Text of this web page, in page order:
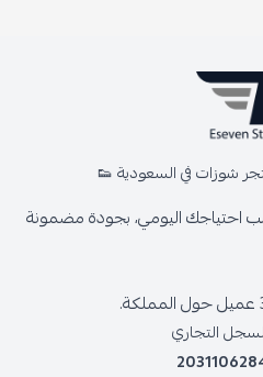
شوزات في السعودية 👟
احتياجك اليومي، بجودة مضمونة
التجاري